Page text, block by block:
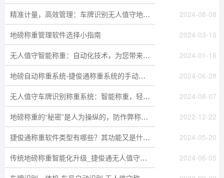
精准计量，高效管理：车牌识别无人值守地磅称重系统多场景应用 2024-08-08
地磅称重管理软件选择小指南 2024-03-10
无人值守智能称重：自动化技术，为您带来更高的工作效率 2024-01-16
地磅自动称重系统-捷俊通称重系统的手动过磅模式 2024-06-28
无人值守车牌识别称重系统：智能称重，轻松管理 2024-08-07
地磅称重的“秘密”是人为操纵的，防作弊称重不容小觑 2022-12-22
捷俊通称重软件类型有哪些？其功能又是什么？ 2024-05-20
传统地磅称重智能化升级_捷俊通无人值守汽车衡称重软件 2024-06-05